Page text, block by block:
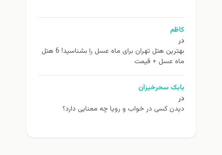
کاظم
در
بهترین هتل تهران برای ماه عسل را بشناسید! 6 هتل
ماه عسل + قیمت
بابک سحرخیزان
در
دیدن کسی در خواب و رویا چه معنایی دارد؟